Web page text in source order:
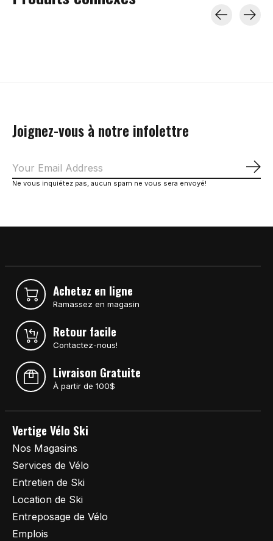
Joignez-vous à notre infolettre
Ne vous inquiétez pas, aucun spam ne vous sera envoyé!
Achetez en ligne
Ramassez en magasin
Retour facile
Contactez-nous!
Livraison Gratuite
À partir de 100$
Vertige Vélo Ski
Nos Magasins
Services de Vélo
Entretien de Ski
Location de Ski
Entreposage de Vélo
Emplois